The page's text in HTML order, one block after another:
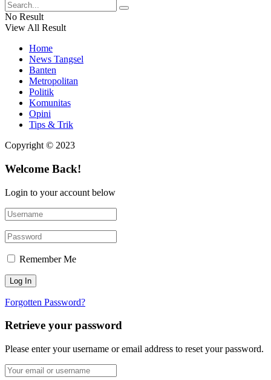
No Result
View All Result
Home
News Tangsel
Banten
Metropolitan
Politik
Komunitas
Opini
Tips & Trik
Copyright © 2023
Welcome Back!
Login to your account below
Remember Me
Forgotten Password?
Retrieve your password
Please enter your username or email address to reset your password.